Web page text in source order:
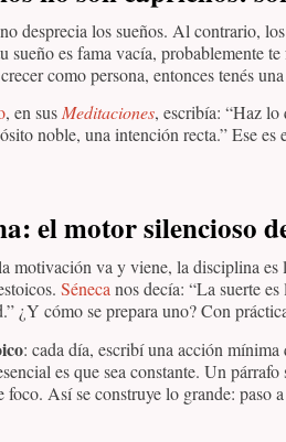
desprecia los sueños. Al contrario,
sueño es fama vacía, probablemente
como persona, entonces tenés
, en sus Meditaciones, escribía: “Haz lo
noble, una intención recta.” Ese
el motor silencioso
motivación va y viene, la disciplina es
Séneca nos decía: “La suerte
¿Y cómo se prepara uno? Con
: cada día, escribí una acción
es que sea constante. Un
foco. Así se construye lo grande: paso